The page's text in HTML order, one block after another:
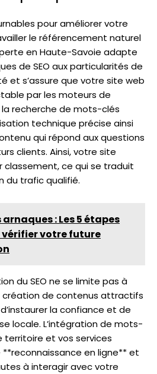
pour améliorer votre
le référencement naturel
en Haute-Savoie adapte
de SEO aux particularités de
et s’assure que votre site web
par les moteurs de
recherche de mots-clés
technique précise ainsi
qui répond aux questions
clients. Ainsi, votre site
classement, ce qui se traduit
du trafic qualifié.
arnaques : Les 5 étapes
vérifier votre future
du SEO ne se limite pas à
création de contenus attractifs
la confiance et de
locale. L’intégration de mots-
territoire et vos services
en ligne** et
à interagir avec votre